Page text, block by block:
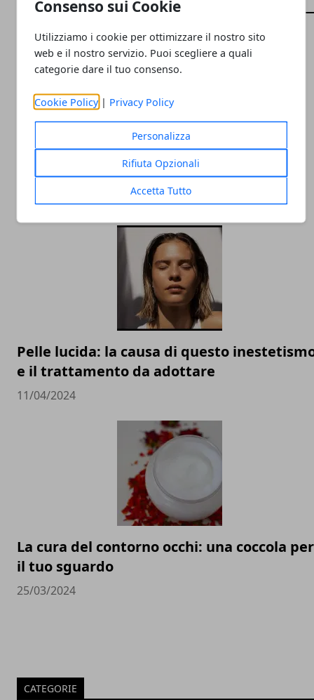
Consenso sui Cookie
Utilizziamo i cookie per ottimizzare il nostro sito
web e il nostro servizio. Puoi scegliere a quali
categorie dare il tuo consenso.
Cookie Policy| Privacy Policy
Personalizza
Rifiuta Opzionali
Accetta Tutto
Quale shampoo è il più adatto ai tuoi
capelli?
02/07/2024
Pelle lucida: la causa di questo
e il trattamento da adottare
11/04/2024
La cura del contorno occhi: una coccola per
il tuo sguardo
25/03/2024
CATEGORIE